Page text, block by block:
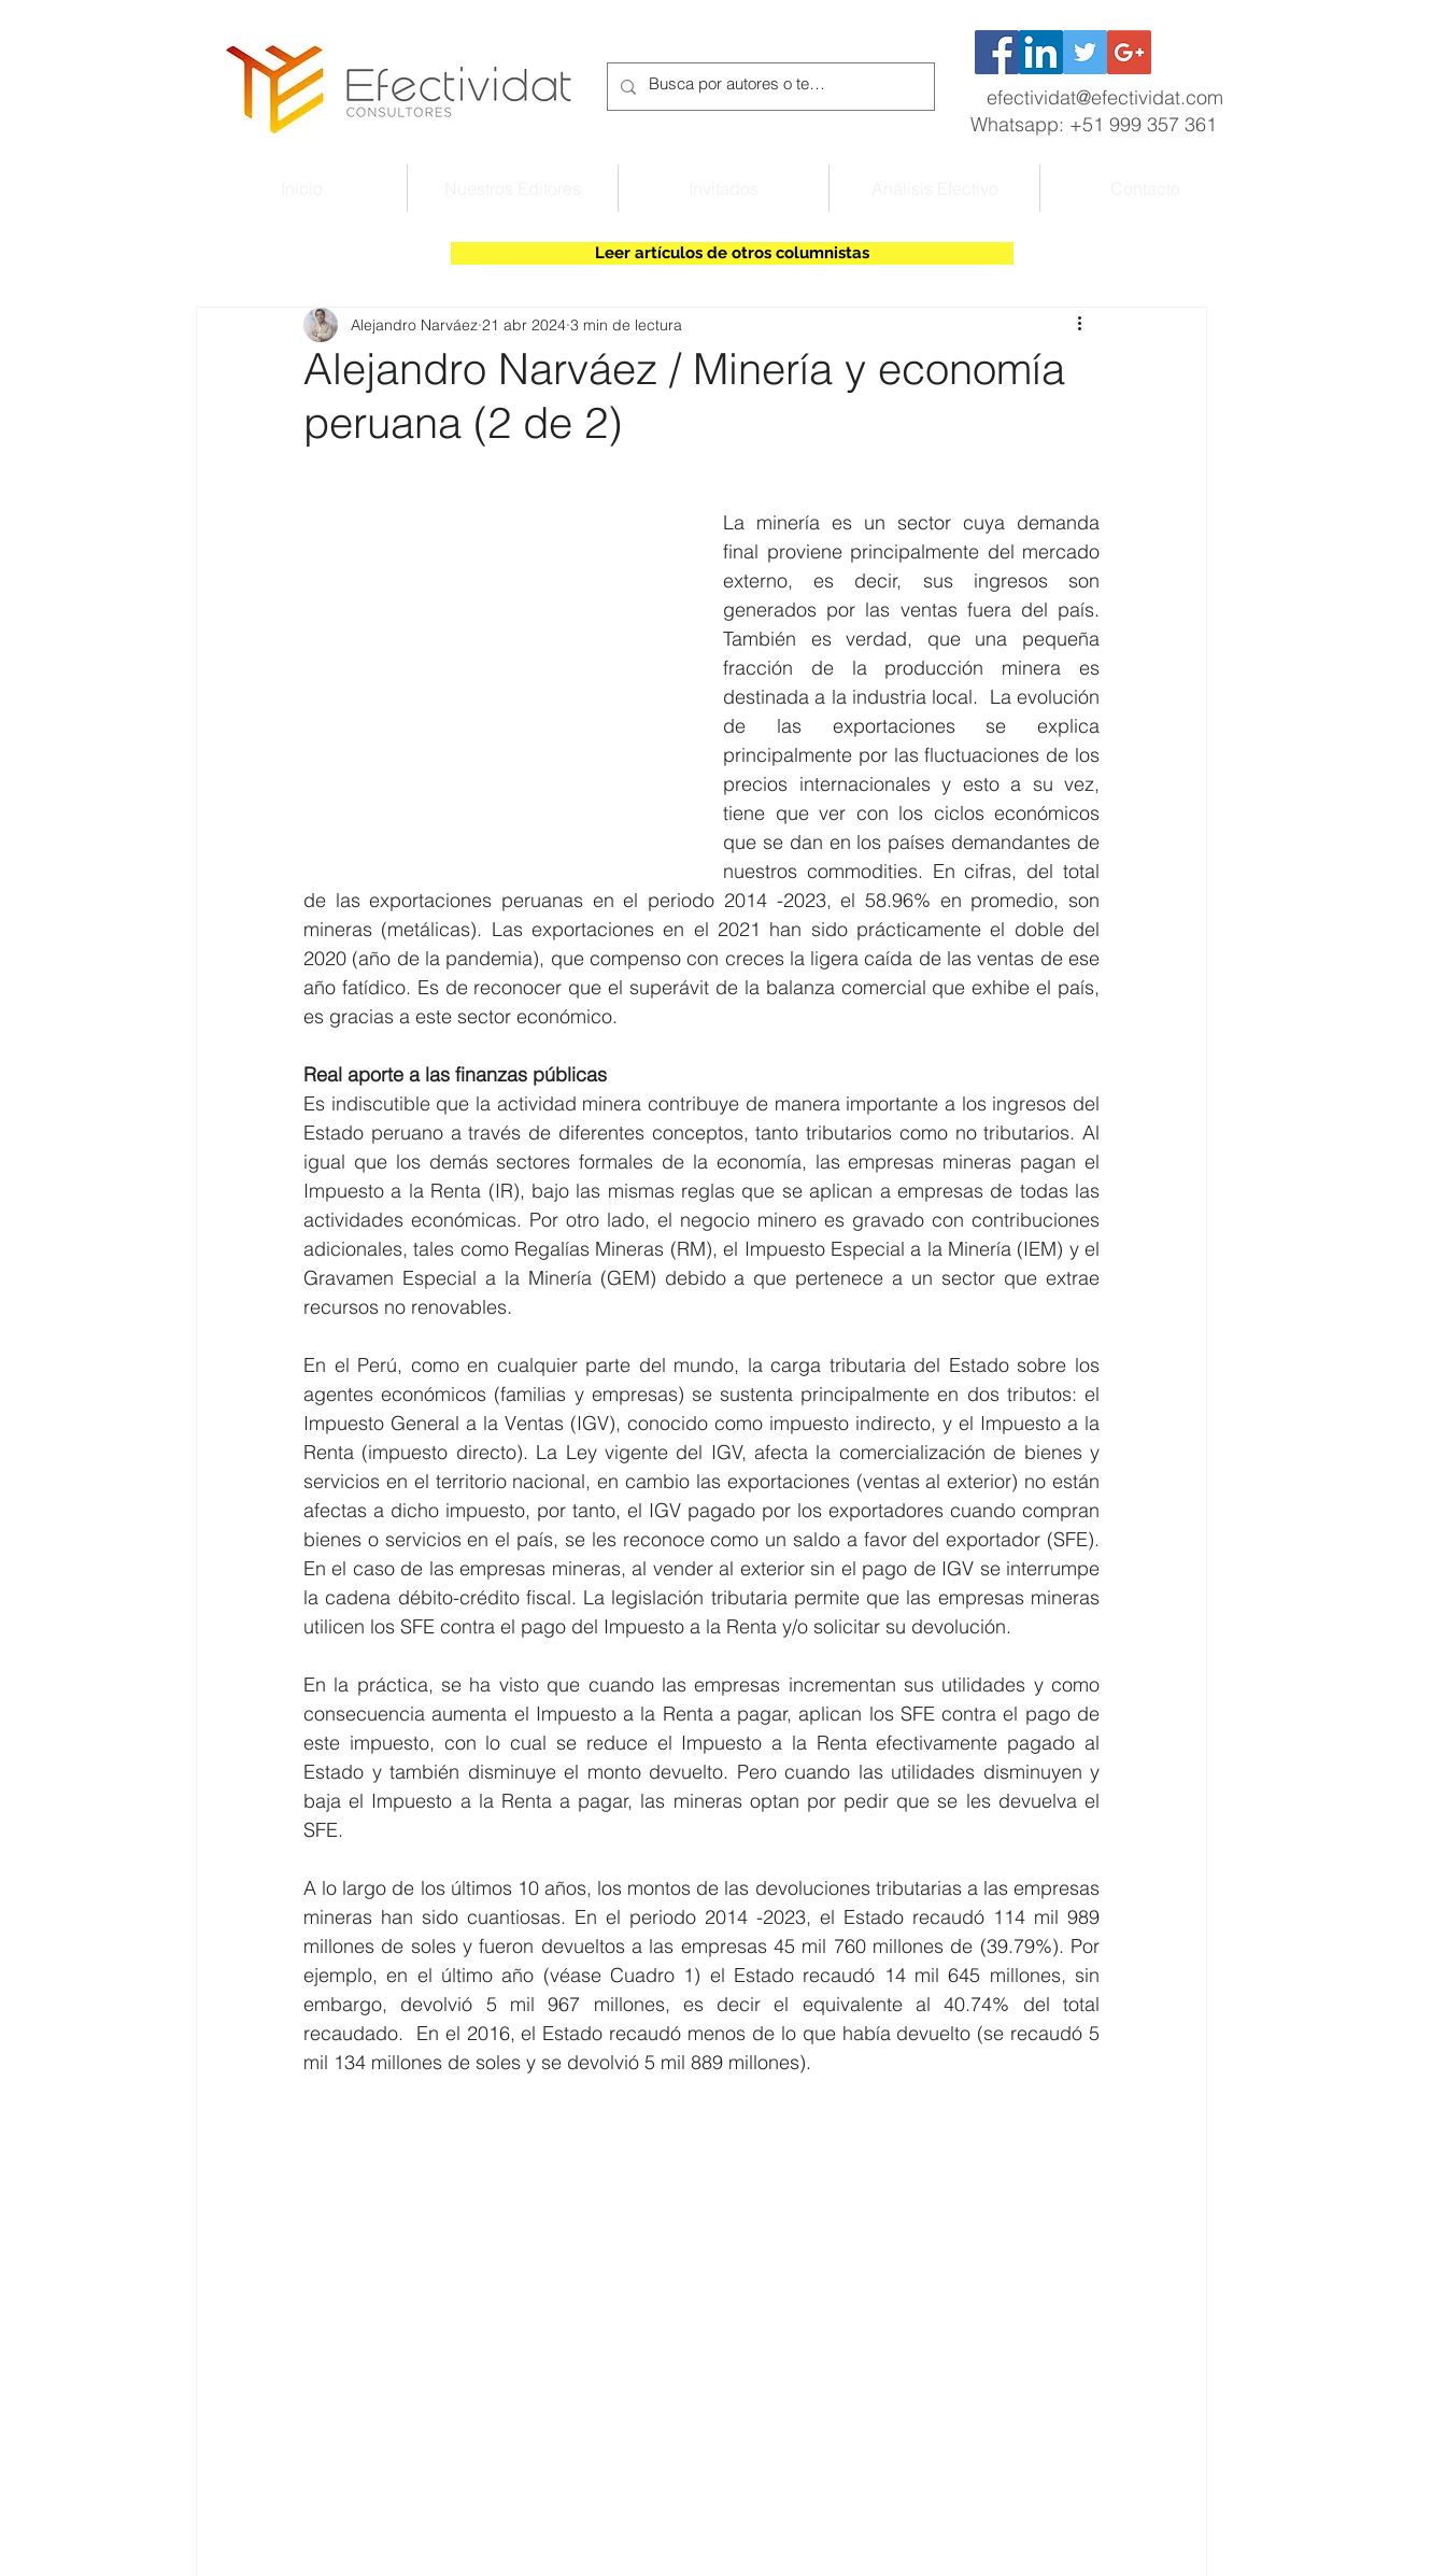
efectividat@efectividat.com
Whatsapp: +51 999 357 361
Leer artículos de otros columnistas
Alejandro Narváez / Minería y economía
peruana (2 de 2)
Alejandro Narváez 21 abr 2024 3 min de lectura
La minería es un sector cuya demanda
final proviene principalmente del mercado
externo, es decir, sus ingresos son
generados por las ventas fuera del país.
También es verdad, que una pequeña
fracción de la producción minera es
destinada a la industria local.  La evolución
de las exportaciones se explica
principalmente por las fluctuaciones de los
precios internacionales y esto a su vez,
tiene que ver con los ciclos económicos
que se dan en los países demandantes de
nuestros commodities. En cifras, del total
de las exportaciones peruanas en el periodo 2014 -2023, el 58.96% en promedio, son
mineras (metálicas). Las exportaciones en el 2021 han sido prácticamente el doble del
2020 (año de la pandemia), que compenso con creces la ligera caída de las ventas de ese
año fatídico. Es de reconocer que el superávit de la balanza comercial que exhibe el país,
es gracias a este sector económico.
Real aporte a las finanzas públicas
Es indiscutible que la actividad minera contribuye de manera importante a los ingresos del
Estado peruano a través de diferentes conceptos, tanto tributarios como no tributarios. Al
igual que los demás sectores formales de la economía, las empresas mineras pagan el
Impuesto a la Renta (IR), bajo las mismas reglas que se aplican a empresas de todas las
actividades económicas. Por otro lado, el negocio minero es gravado con contribuciones
adicionales, tales como Regalías Mineras (RM), el Impuesto Especial a la Minería (IEM) y el
Gravamen Especial a la Minería (GEM) debido a que pertenece a un sector que extrae
recursos no renovables.
En el Perú, como en cualquier parte del mundo, la carga tributaria del Estado sobre los
agentes económicos (familias y empresas) se sustenta principalmente en dos tributos: el
Impuesto General a la Ventas (IGV), conocido como impuesto indirecto, y el Impuesto a la
Renta (impuesto directo). La Ley vigente del IGV, afecta la comercialización de bienes y
servicios en el territorio nacional, en cambio las exportaciones (ventas al exterior) no están
afectas a dicho impuesto, por tanto, el IGV pagado por los exportadores cuando compran
bienes o servicios en el país, se les reconoce como un saldo a favor del exportador (SFE).
En el caso de las empresas mineras, al vender al exterior sin el pago de IGV se interrumpe
la cadena débito-crédito fiscal. La legislación tributaria permite que las empresas mineras
utilicen los SFE contra el pago del Impuesto a la Renta y/o solicitar su devolución.
En la práctica, se ha visto que cuando las empresas incrementan sus utilidades y como
consecuencia aumenta el Impuesto a la Renta a pagar, aplican los SFE contra el pago de
este impuesto, con lo cual se reduce el Impuesto a la Renta efectivamente pagado al
Estado y también disminuye el monto devuelto. Pero cuando las utilidades disminuyen y
baja el Impuesto a la Renta a pagar, las mineras optan por pedir que se les devuelva el
SFE.
A lo largo de los últimos 10 años, los montos de las devoluciones tributarias a las empresas
mineras han sido cuantiosas. En el periodo 2014 -2023, el Estado recaudó 114 mil 989
millones de soles y fueron devueltos a las empresas 45 mil 760 millones de (39.79%). Por
ejemplo, en el último año (véase Cuadro 1) el Estado recaudó 14 mil 645 millones, sin
embargo, devolvió 5 mil 967 millones, es decir el equivalente al 40.74% del total
recaudado.  En el 2016, el Estado recaudó menos de lo que había devuelto (se recaudó 5
mil 134 millones de soles y se devolvió 5 mil 889 millones).